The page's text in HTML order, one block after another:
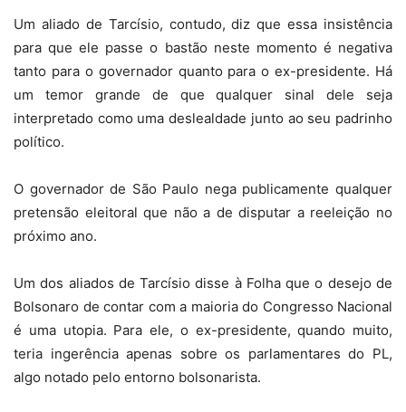
Um aliado de Tarcísio, contudo, diz que essa insistência
para que ele passe o bastão neste momento é negativa
tanto para o governador quanto para o ex-presidente. Há
um temor grande de que qualquer sinal dele seja
interpretado como uma deslealdade junto ao seu padrinho
político.
O governador de São Paulo nega publicamente qualquer
pretensão eleitoral que não a de disputar a reeleição no
próximo ano.
Um dos aliados de Tarcísio disse à Folha que o desejo de
Bolsonaro de contar com a maioria do Congresso Nacional
é uma utopia. Para ele, o ex-presidente, quando muito,
teria ingerência apenas sobre os parlamentares do PL,
algo notado pelo entorno bolsonarista.